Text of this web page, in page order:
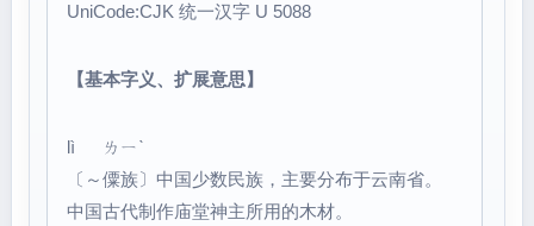
UniCode:CJK 统一汉字 U 5088
【基本字义、扩展意思】
lì ㄌㄧˋ
〔～僳族〕中国少数民族，主要分布于云南省。
中国古代制作庙堂神主所用的木材。